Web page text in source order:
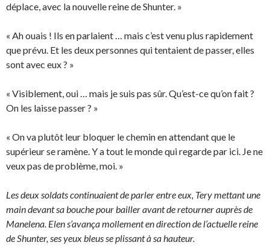
déplace, avec la nouvelle reine de Shunter. »
« Ah ouais ! Ils en parlaient … mais c’est venu plus rapidement
que prévu. Et les deux personnes qui tentaient de passer, elles
sont avec eux ? »
« Visiblement, oui … mais je suis pas sûr. Qu’est-ce qu’on fait ?
On les laisse passer ? »
« On va plutôt leur bloquer le chemin en attendant que le
supérieur se ramène. Y a tout le monde qui regarde par ici. Je ne
veux pas de problème, moi. »
Les deux soldats continuaient de parler entre eux, Tery mettant une
main devant sa bouche pour bailler avant de retourner auprès de
Manelena. Elen s’avança mollement en direction de l’actuelle reine
de Shunter, ses yeux bleus se plissant à sa hauteur.